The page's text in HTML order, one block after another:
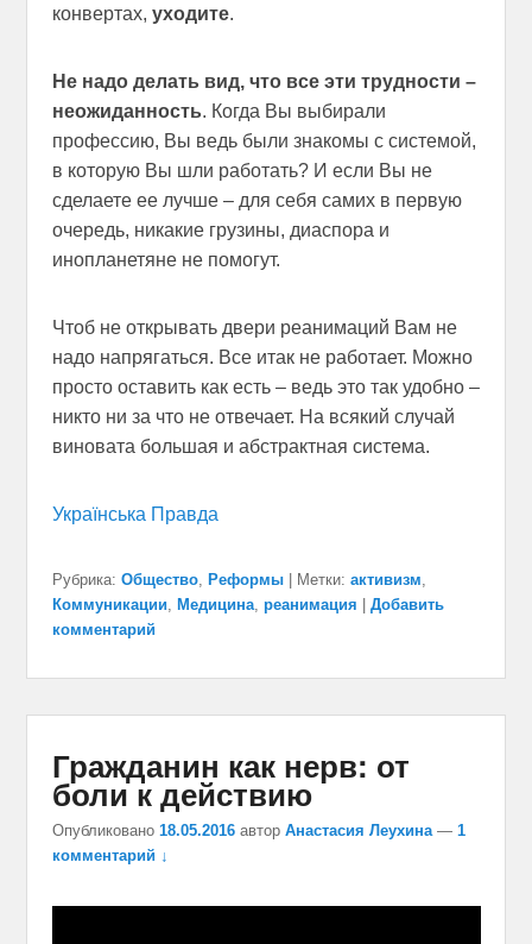
конвертах, уходите.
Не надо делать вид, что все эти трудности –
неожиданность. Когда Вы выбирали
профессию, Вы ведь были знакомы с системой,
в которую Вы шли работать? И если Вы не
сделаете ее лучше – для себя самих в первую
очередь, никакие грузины, диаспора и
инопланетяне не помогут.
Чтоб не открывать двери реанимаций Вам не
надо напрягаться. Все итак не работает. Можно
просто оставить как есть – ведь это так удобно –
никто ни за что не отвечает. На всякий случай
виновата большая и абстрактная система.
Українська Правда
Рубрика: Общество, Реформы Метки: активизм
Коммуникации
Медицина, реанимация
Добавить
комментарий
Гражданин как нерв: от
боли к действию
Опубликовано 18.05.2016 автор Анастасия Леухина — 1
комментарий ↓